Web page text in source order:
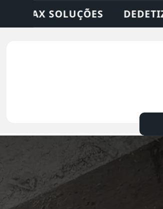
• LIMPEZA